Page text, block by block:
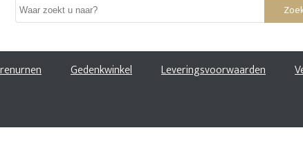
Gedenkwinkel Leveringsvoorwaarden